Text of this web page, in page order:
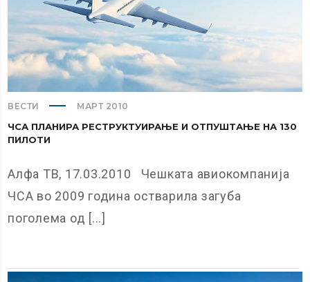
ВЕСТИ МАРТ 2010
ЧСА ПЛАНИРА РЕСТРУКТУИРАЊЕ И ОТПУШТАЊЕ НА 130
ПИЛОТИ
Алфа ТВ, 17.03.2010 Чешката авиокомпанија
ЧСА во 2009 година остварила загуба
поголема од [...]